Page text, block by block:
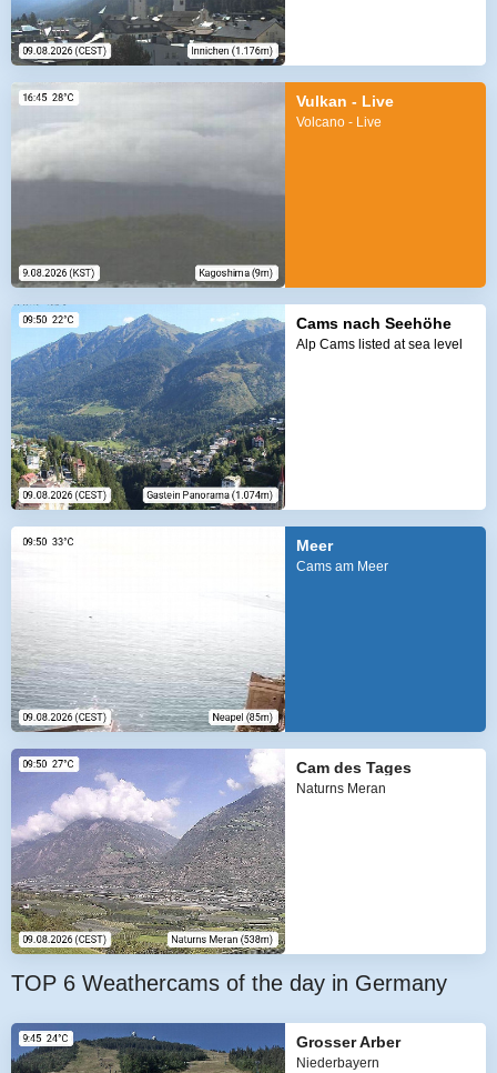
Vulkan - Live
Volcano - Live
Cams nach Seehöhe
Alp Cams listed at sea level
Meer
Cams am Meer
Cam des Tages
Naturns Meran
TOP 6 Weathercams of the day in Germany
Grosser Arber
Niederbayern